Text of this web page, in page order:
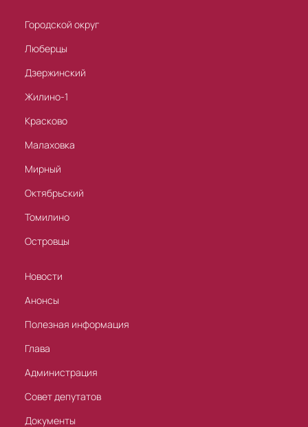
Городской округ
Люберцы
Дзержинский
Жилино-1
Красково
Малаховка
Мирный
Октябрьский
Томилино
Островцы
Новости
Анонсы
Полезная информация
Глава
Администрация
Совет депутатов
Документы